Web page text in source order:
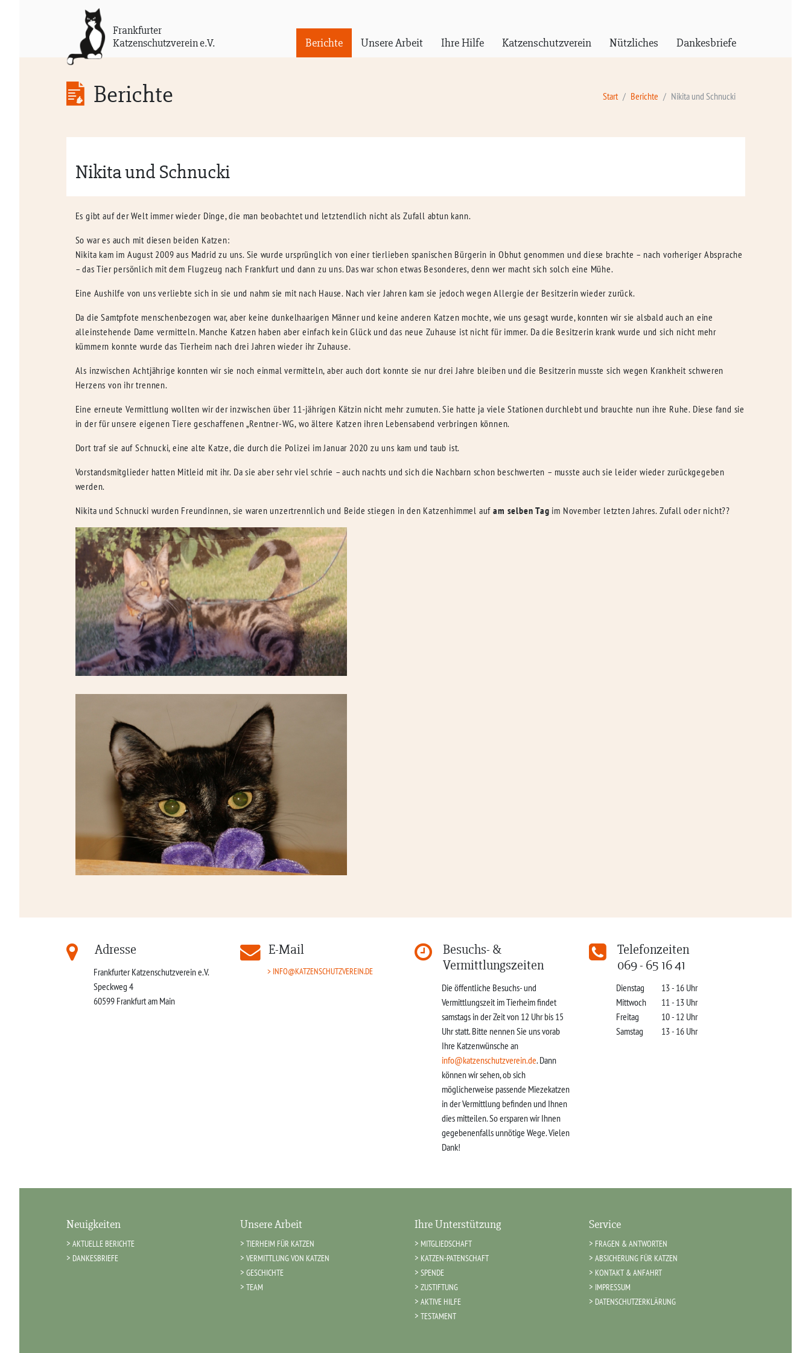
Frankfurter
Katzenschutzverein e.V.
Berichte Unsere Arbeit Ihre Hilfe Katzenschutzverein Nützliches Dankesbriefe
Berichte Start Berichte Nikita und Schnucki
Nikita und Schnucki
Es gibt auf der Welt immer wieder Dinge, die man beobachtet und letztendlich nicht als Zufall abtun kann.
So war es auch mit diesen beiden Katzen:
Nikita kam im August 2009 aus Madrid zu uns. Sie wurde ursprünglich von einer tierlieben spanischen Bürgerin in Obhut genommen und diese brachte – nach vorheriger Absprache
– das Tier persönlich mit dem Flugzeug nach Frankfurt und dann zu uns. Das war schon etwas Besonderes, denn wer macht sich solch eine Mühe.
Eine Aushilfe von uns verliebte sich in sie und nahm sie mit nach Hause. Nach vier Jahren kam sie jedoch wegen Allergie der Besitzerin wieder zurück.
Da die Samtpfote menschenbezogen war, aber keine dunkelhaarigen Männer und keine anderen Katzen mochte, wie uns gesagt wurde, konnten wir sie alsbald auch an eine
alleinstehende Dame vermitteln. Manche Katzen haben aber einfach kein Glück und das neue Zuhause ist nicht für immer. Da die Besitzerin krank wurde und sich nicht mehr
kümmern konnte wurde das Tierheim nach drei Jahren wieder ihr Zuhause.
Als inzwischen Achtjährige konnten wir sie noch einmal vermitteln, aber auch dort konnte sie nur drei Jahre bleiben und die Besitzerin musste sich wegen Krankheit schweren
Herzens von ihr trennen.
Eine erneute Vermittlung wollten wir der inzwischen über 11-jährigen Kätzin nicht mehr zumuten. Sie hatte ja viele Stationen durchlebt und brauchte nun ihre Ruhe. Diese fand sie
in der für unsere eigenen Tiere geschaffenen „Rentner-WG, wo ältere Katzen ihren Lebensabend verbringen können.
Dort traf sie auf Schnucki, eine alte Katze, die durch die Polizei im Januar 2020 zu uns kam und taub ist.
Vorstandsmitglieder hatten Mitleid mit ihr. Da sie aber sehr viel schrie – auch nachts und sich die Nachbarn schon beschwerten – musste auch sie leider wieder zurückgegeben
werden.
Nikita und Schnucki wurden Freundinnen, sie waren unzertrennlich und Beide stiegen in den Katzenhimmel aufam selben Tag im November letzten Jahres. Zufall oder nicht??
Adresse
Frankfurter Katzenschutzverein e.V.
Speckweg 4
60599 Frankfurt am Main
E-Mail
INFO@KATZENSCHUTZVEREIN.DE
Besuchs- &
Vermittlungszeiten
Die öffentliche Besuchs- und
Vermittlungszeit im Tierheim findet
samstags in der Zeit von 12 Uhr bis 15
Uhr statt. Bitte nennen Sie uns vorab
Ihre Katzenwünsche an
info@katzenschutzverein.de. Dann
können wir sehen, ob sich
möglicherweise passende Miezekatzen
in der Vermittlung befinden und Ihnen
dies mitteilen. So ersparen wir Ihnen
gegebenenfalls unnötige Wege. Vielen
Dank!
Telefonzeiten
069 - 65 16 41
Dienstag
13 - 16 Uhr
Mittwoch
11 - 13 Uhr
Freitag
10 - 12 Uhr
Samstag
13 - 16 Uhr
Neuigkeiten
AKTUELLE BERICHTE
DANKESBRIEFE
Unsere Arbeit
TIERHEIM FÜR KATZEN
VERMITTLUNG VON KATZEN
GESCHICHTE
TEAM
Ihre Unterstützung
MITGLIEDSCHAFT
KATZEN-PATENSCHAFT
SPENDE
ZUSTIFTUNG
AKTIVE HILFE
TESTAMENT
Service
FRAGEN & ANTWORTEN
ABSICHERUNG FÜR KATZEN
KONTAKT & ANFAHRT
IMPRESSUM
DATENSCHUTZERKLÄRUNG